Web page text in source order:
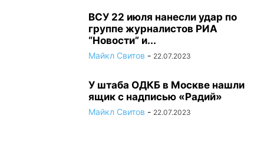
ВСУ 22 июля нанесли удар по
группе журналистов РИА
“Новости” и...
Майкл Свитов - 22.07.2023
У штаба ОДКБ в Москве нашли
ящик с надписью «Радий»
Майкл Свитов - 22.07.2023